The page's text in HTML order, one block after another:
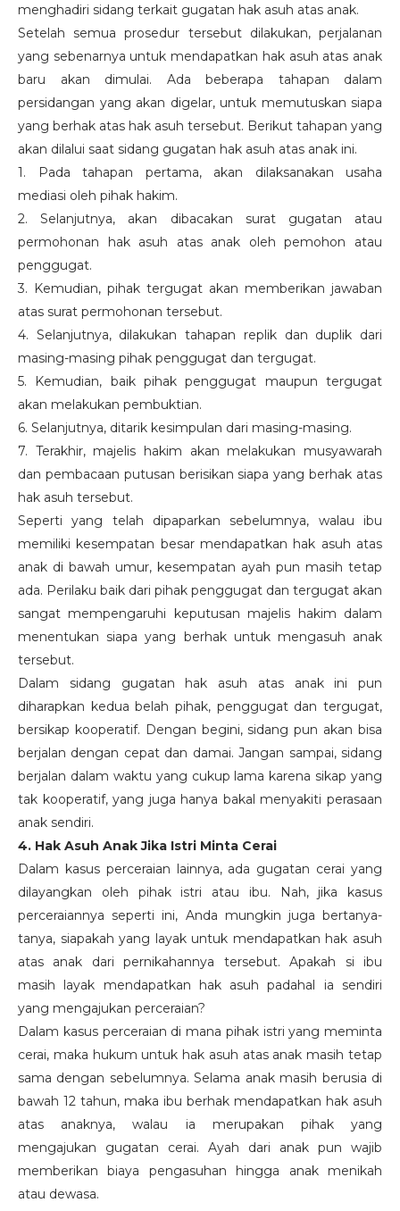
menghadiri sidang terkait gugatan hak asuh atas anak.
Setelah semua prosedur tersebut dilakukan, perjalanan
yang sebenarnya untuk mendapatkan hak asuh atas anak
baru akan dimulai. Ada beberapa tahapan dalam
persidangan yang akan digelar, untuk memutuskan siapa
yang berhak atas hak asuh tersebut. Berikut tahapan yang
akan dilalui saat sidang gugatan hak asuh atas anak ini.
1. Pada tahapan pertama, akan dilaksanakan usaha
mediasi oleh pihak hakim.
2. Selanjutnya, akan dibacakan surat gugatan atau
permohonan hak asuh atas anak oleh pemohon atau
penggugat.
3. Kemudian, pihak tergugat akan memberikan jawaban
atas surat permohonan tersebut.
4. Selanjutnya, dilakukan tahapan replik dan duplik dari
masing-masing pihak penggugat dan tergugat.
5. Kemudian, baik pihak penggugat maupun tergugat
akan melakukan pembuktian.
6. Selanjutnya, ditarik kesimpulan dari masing-masing.
7. Terakhir, majelis hakim akan melakukan musyawarah
dan pembacaan putusan berisikan siapa yang berhak atas
hak asuh tersebut.
Seperti yang telah dipaparkan sebelumnya, walau ibu
memiliki kesempatan besar mendapatkan hak asuh atas
anak di bawah umur, kesempatan ayah pun masih tetap
ada. Perilaku baik dari pihak penggugat dan tergugat akan
sangat mempengaruhi keputusan majelis hakim dalam
menentukan siapa yang berhak untuk mengasuh anak
tersebut.
Dalam sidang gugatan hak asuh atas anak ini pun
diharapkan kedua belah pihak, penggugat dan tergugat,
bersikap kooperatif. Dengan begini, sidang pun akan bisa
berjalan dengan cepat dan damai. Jangan sampai, sidang
berjalan dalam waktu yang cukup lama karena sikap yang
tak kooperatif, yang juga hanya bakal menyakiti perasaan
anak sendiri.
4. Hak Asuh Anak Jika Istri Minta Cerai
Dalam kasus perceraian lainnya, ada gugatan cerai yang
dilayangkan oleh pihak istri atau ibu. Nah, jika kasus
perceraiannya seperti ini, Anda mungkin juga bertanya-
tanya, siapakah yang layak untuk mendapatkan hak asuh
atas anak dari pernikahannya tersebut. Apakah si ibu
masih layak mendapatkan hak asuh padahal ia sendiri
yang mengajukan perceraian?
Dalam kasus perceraian di mana pihak istri yang meminta
cerai, maka hukum untuk hak asuh atas anak masih tetap
sama dengan sebelumnya. Selama anak masih berusia di
bawah 12 tahun, maka ibu berhak mendapatkan hak asuh
atas anaknya, walau ia merupakan pihak yang
mengajukan gugatan cerai. Ayah dari anak pun wajib
memberikan biaya pengasuhan hingga anak menikah
atau dewasa.